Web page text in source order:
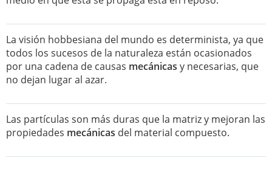
La visión hobbesiana del mundo es determinista, ya que
todos los sucesos de la naturaleza están ocasionados
por una cadena de causas mecánicas y necesarias, que
no dejan lugar al azar.
Las partículas son más duras que la matriz y mejoran las
propiedades mecánicas del material compuesto.